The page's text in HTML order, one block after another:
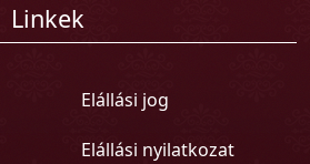
Linkek
Elállási jog
Elállási nyilatkozat